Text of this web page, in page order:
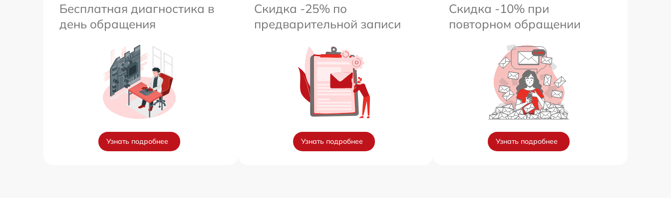
Бесплатная диагностика в
день обращения
Узнать подробнее
Скидка -25% по
предварительной записи
Узнать подробнее
Скидка -10% при
повторном обращении
Узнать подробнее